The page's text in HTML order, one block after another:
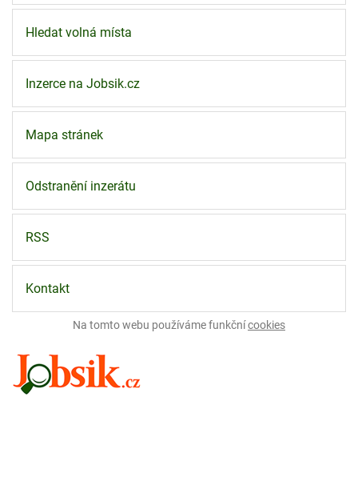
Hledat volná místa
Inzerce na Jobsik.cz
Mapa stránek
Odstranění inzerátu
RSS
Kontakt
Na tomto webu používáme funkčnícookies